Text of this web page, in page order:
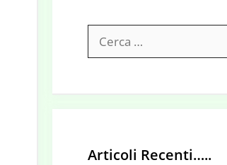
per:
Articoli Recenti…..